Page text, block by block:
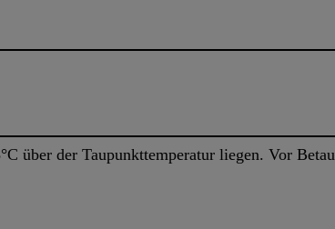
über der Taupunkttemperatur liegen. Vor